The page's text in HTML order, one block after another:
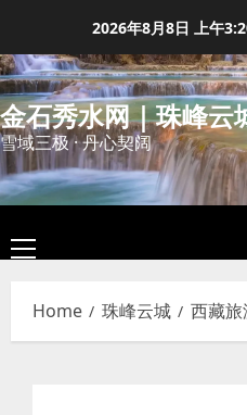
content
2026年8月8日 上午
金石秀水网｜珠峰云
雪域三极 · 丹心契阔
Primary
Menu
Home 珠峰云城 西藏